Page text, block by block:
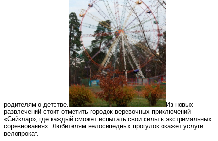
родителям о детстве.
Из новых
развлечений стоит отметить городок веревочных приключений
«Сейклар», где каждый сможет испытать свои силы в экстремальных
соревнованиях. Любителям велосипедных прогулок окажет услуги
велопрокат.